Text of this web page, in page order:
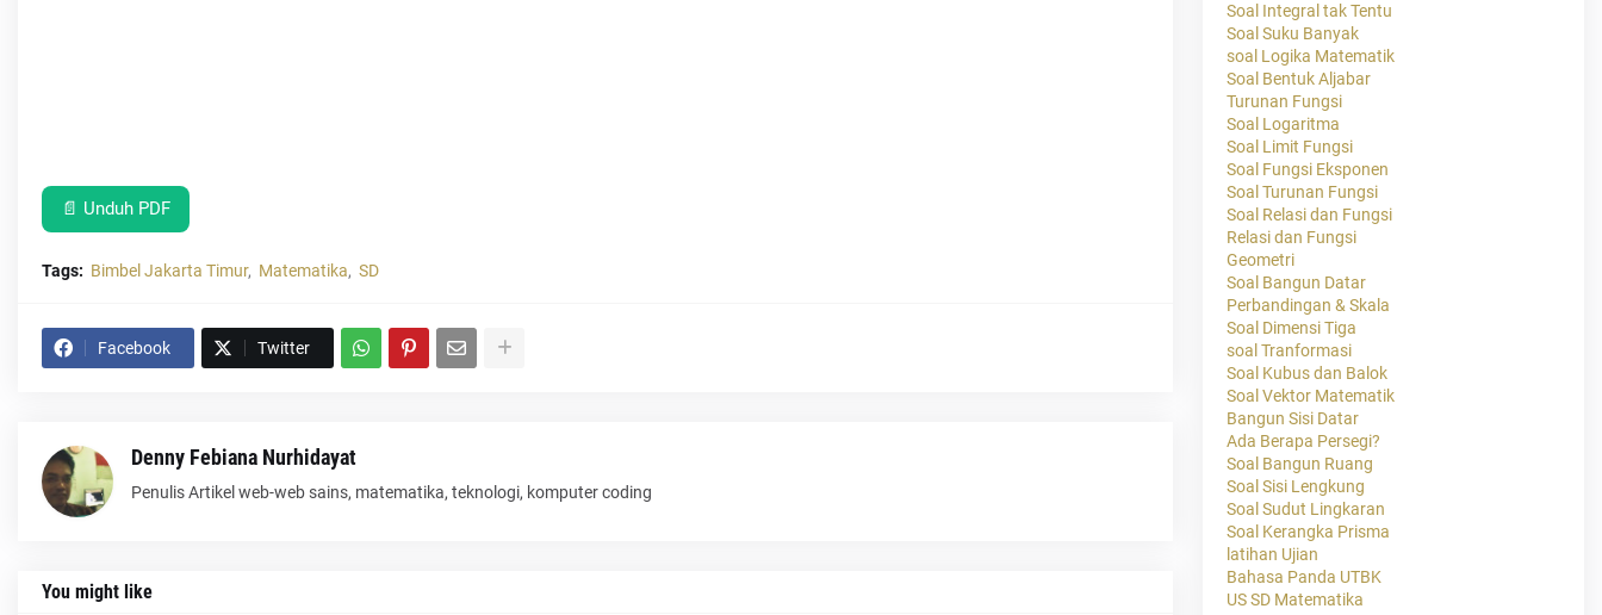
📄 Unduh PDF
Tags: Bimbel Jakarta Timur Matematika SD
Facebook Twitter
Denny Febiana Nurhidayat
Penulis Artikel web-web sains, matematika, teknologi, komputer coding
You might like
Soal Integral tak Tentu
Soal Suku Banyak
soal Logika Matematik
Soal Bentuk Aljabar
Turunan Fungsi
Soal Logaritma
Soal Limit Fungsi
Soal Fungsi Eksponen
Soal Turunan Fungsi
Soal Relasi dan Fungsi
Relasi dan Fungsi
Geometri
Soal Bangun Datar
Perbandingan & Skala
Soal Dimensi Tiga
soal Tranformasi
Soal Kubus dan Balok
Soal Vektor Matematik
Bangun Sisi Datar
Ada Berapa Persegi?
Soal Bangun Ruang
Soal Sisi Lengkung
Soal Sudut Lingkaran
Soal Kerangka Prisma
latihan Ujian
Bahasa Panda UTBK
US SD Matematika